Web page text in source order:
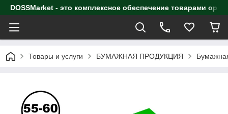
DOSSMarket - это комплексное обеспечение товарами
Товары и услуги БУМАЖНАЯ ПРОДУКЦИЯ